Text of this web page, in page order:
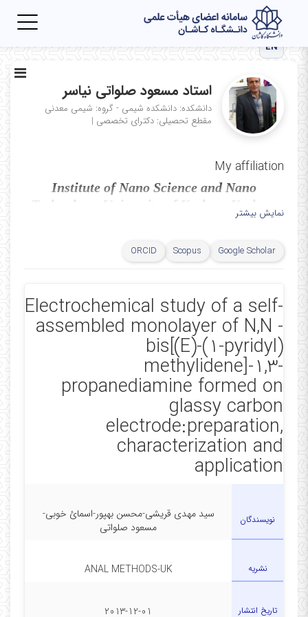
EN
استاد مسعود صلواتی نیاسر
دانشکده: دانشکده شیمی - گروه: شیمی معدنی
مقطع تحصیلی: دکترای تخصصی |
My affiliation
Institute of Nano Science and Nano
Technology, University of Kashan, Kashan,
P.O. Box 87317-51167, I. R. Iran
نمایش بیشتر
Google Scholar
Scopus
ORCID
Electrochemical study of a self-
assembled monolayer of N,N -
bis[(E)-(1-pyridyl)
methylidene]-1,3-
propanediamine formed on
glassy carbon
electrode:preparation,
characterization and
application
نویسندگان
سید مهدی قریشی-محسن بهپور-اسمائ خوبی-
مسعود صلواتی
نشریه ANAL METHODS-UK
تاریخ انتشار 2013-12-01